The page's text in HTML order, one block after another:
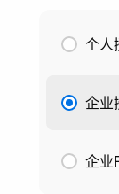
个人
企业
企业